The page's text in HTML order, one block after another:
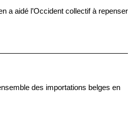
a aidé l’Occident collectif à repenser
des importations belges en